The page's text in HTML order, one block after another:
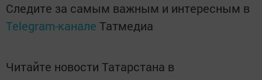
Следите за самым важным и интересным в
Telegram-канале Татмедиа
Читайте новости Татарстана в